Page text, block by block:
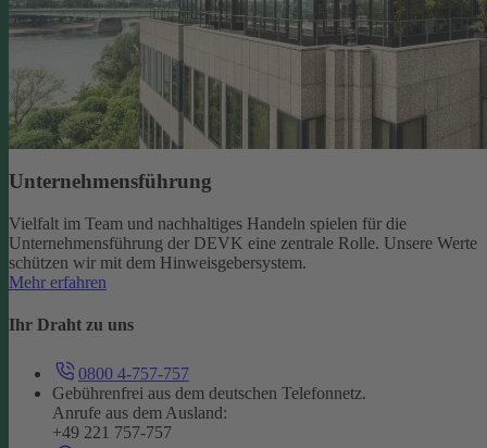
Unternehmensführung
Vielfalt im Team und nachhaltiges Handeln spielen für die
Unternehmensführung der DEVK eine zentrale Rolle. Unsere Werte
schützen wir mit dem Hinweisgebersystem.
Mehr erfahren
Ihr Draht zu uns
0800 4-757-757
Gebührenfrei aus dem deutschen Telefonnetz.
Anrufe aus dem Ausland:
+49 221 757-757